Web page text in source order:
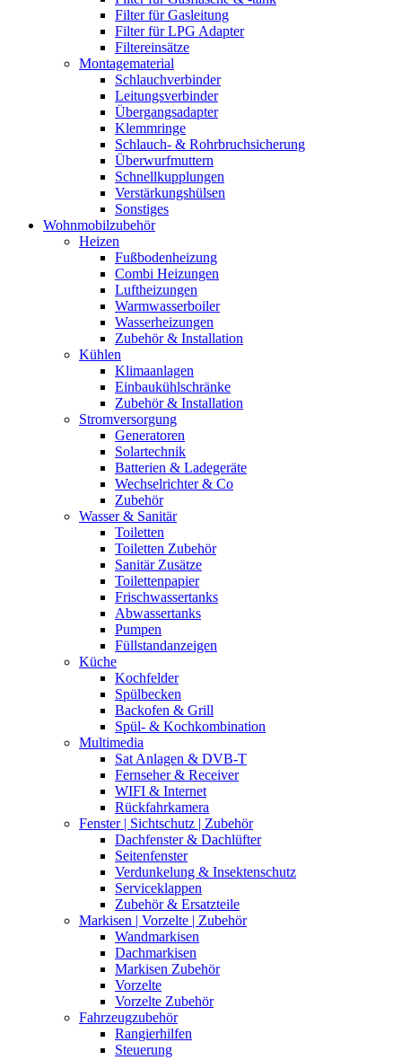
Filter für Gasleitung
Filter für LPG Adapter
Filtereinsätze
Montagematerial
Schlauchverbinder
Leitungsverbinder
Übergangsadapter
Klemmringe
Schlauch- & Rohrbruchsicherung
Überwurfmuttern
Schnellkupplungen
Verstärkungshülsen
Sonstiges
Wohnmobilzubehör
Heizen
Fußbodenheizung
Combi Heizungen
Luftheizungen
Warmwasserboiler
Wasserheizungen
Zubehör & Installation
Kühlen
Klimaanlagen
Einbaukühlschränke
Zubehör & Installation
Stromversorgung
Generatoren
Solartechnik
Batterien & Ladegeräte
Wechselrichter & Co
Zubehör
Wasser & Sanitär
Toiletten
Toiletten Zubehör
Sanitär Zusätze
Toilettenpapier
Frischwassertanks
Abwassertanks
Pumpen
Füllstandanzeigen
Küche
Kochfelder
Spülbecken
Backofen & Grill
Spül- & Kochkombination
Multimedia
Sat Anlagen & DVB-T
Fernseher & Receiver
WIFI & Internet
Rückfahrkamera
Fenster | Sichtschutz | Zubehör
Dachfenster & Dachlüfter
Seitenfenster
Verdunkelung & Insektenschutz
Serviceklappen
Zubehör & Ersatzteile
Markisen | Vorzelte | Zubehör
Wandmarkisen
Dachmarkisen
Markisen Zubehör
Vorzelte
Vorzelte Zubehör
Fahrzeugzubehör
Rangierhilfen
Steuerung